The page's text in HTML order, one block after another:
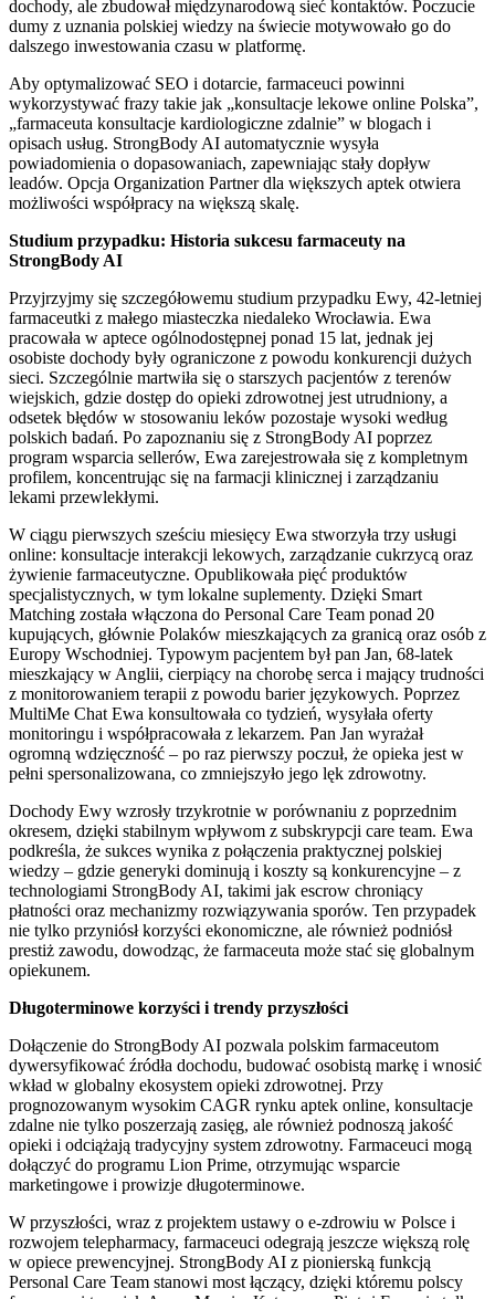
dochody, ale zbudował międzynarodową sieć kontaktów. Poczucie
dumy z uznania polskiej wiedzy na świecie motywowało go do
dalszego inwestowania czasu w platformę.
Aby optymalizować SEO i dotarcie, farmaceuci powinni
wykorzystywać frazy takie jak „konsultacje lekowe online Polska”,
„farmaceuta konsultacje kardiologiczne zdalnie” w blogach i
opisach usług. StrongBody AI automatycznie wysyła
powiadomienia o dopasowaniach, zapewniając stały dopływ
leadów. Opcja Organization Partner dla większych aptek otwiera
możliwości współpracy na większą skalę.
Studium przypadku: Historia sukcesu farmaceuty na
StrongBody AI
Przyjrzyjmy się szczegółowemu studium przypadku Ewy, 42-letniej
farmaceutki z małego miasteczka niedaleko Wrocławia. Ewa
pracowała w aptece ogólnodostępnej ponad 15 lat, jednak jej
osobiste dochody były ograniczone z powodu konkurencji dużych
sieci. Szczególnie martwiła się o starszych pacjentów z terenów
wiejskich, gdzie dostęp do opieki zdrowotnej jest utrudniony, a
odsetek błędów w stosowaniu leków pozostaje wysoki według
polskich badań. Po zapoznaniu się z StrongBody AI poprzez
program wsparcia sellerów, Ewa zarejestrowała się z kompletnym
profilem, koncentrując się na farmacji klinicznej i zarządzaniu
lekami przewlekłymi.
W ciągu pierwszych sześciu miesięcy Ewa stworzyła trzy usługi
online: konsultacje interakcji lekowych, zarządzanie cukrzycą oraz
żywienie farmaceutyczne. Opublikowała pięć produktów
specjalistycznych, w tym lokalne suplementy. Dzięki Smart
Matching została włączona do Personal Care Team ponad 20
kupujących, głównie Polaków mieszkających za granicą oraz osób z
Europy Wschodniej. Typowym pacjentem był pan Jan, 68-latek
mieszkający w Anglii, cierpiący na chorobę serca i mający trudności
z monitorowaniem terapii z powodu barier językowych. Poprzez
MultiMe Chat Ewa konsultowała co tydzień, wysyłała oferty
monitoringu i współpracowała z lekarzem. Pan Jan wyrażał
ogromną wdzięczność – po raz pierwszy poczuł, że opieka jest w
pełni spersonalizowana, co zmniejszyło jego lęk zdrowotny.
Dochody Ewy wzrosły trzykrotnie w porównaniu z poprzednim
okresem, dzięki stabilnym wpływom z subskrypcji care team. Ewa
podkreśla, że sukces wynika z połączenia praktycznej polskiej
wiedzy – gdzie generyki dominują i koszty są konkurencyjne – z
technologiami StrongBody AI, takimi jak escrow chroniący
płatności oraz mechanizmy rozwiązywania sporów. Ten przypadek
nie tylko przyniósł korzyści ekonomiczne, ale również podniósł
prestiż zawodu, dowodząc, że farmaceuta może stać się globalnym
opiekunem.
Długoterminowe korzyści i trendy przyszłości
Dołączenie do StrongBody AI pozwala polskim farmaceutom
dywersyfikować źródła dochodu, budować osobistą markę i wnosić
wkład w globalny ekosystem opieki zdrowotnej. Przy
prognozowanym wysokim CAGR rynku aptek online, konsultacje
zdalne nie tylko poszerzają zasięg, ale również podnoszą jakość
opieki i odciążają tradycyjny system zdrowotny. Farmaceuci mogą
dołączyć do programu Lion Prime, otrzymując wsparcie
marketingowe i prowizje długoterminowe.
W przyszłości, wraz z projektem ustawy o e-zdrowiu w Polsce i
rozwojem telepharmacy, farmaceuci odegrają jeszcze większą rolę
w opiece prewencyjnej. StrongBody AI z pionierską funkcją
Personal Care Team stanowi most łączący, dzięki któremu polscy